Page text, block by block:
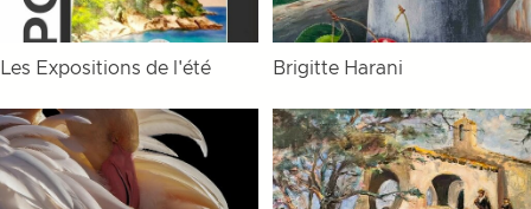
Les Expositions de l'été Brigitte Harani